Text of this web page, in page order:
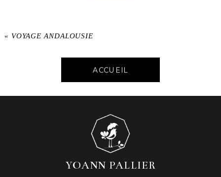
« VOYAGE ANDALOUSIE
ACCUEIL
YOANN PALLIER